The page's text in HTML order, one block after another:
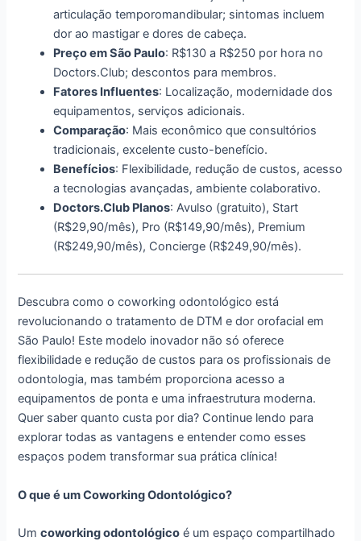
articulação temporomandibular; sintomas incluem
dor ao mastigar e dores de cabeça.
Preço em São Paulo: R$130 a R$250 por hora no
Doctors.Club; descontos para membros.
Fatores Influentes: Localização, modernidade dos
equipamentos, serviços adicionais.
Comparação: Mais econômico que consultórios
tradicionais, excelente custo-benefício.
Benefícios: Flexibilidade, redução de custos, acesso
a tecnologias avançadas, ambiente colaborativo.
Doctors.Club Planos: Avulso (gratuito), Start
(R$29,90/mês), Pro (R$149,90/mês), Premium
(R$249,90/mês), Concierge (R$249,90/mês).
Descubra como o coworking odontológico está
revolucionando o tratamento de DTM e dor orofacial em
São Paulo! Este modelo inovador não só oferece
flexibilidade e redução de custos para os profissionais de
odontologia, mas também proporciona acesso a
equipamentos de ponta e uma infraestrutura moderna.
Quer saber quanto custa por dia? Continue lendo para
explorar todas as vantagens e entender como esses
espaços podem transformar sua prática clínica!
O que é um Coworking Odontológico?
Umcoworking odontológico é um espaço compartilhado